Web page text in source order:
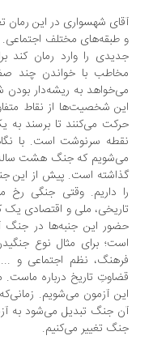
شهسواری در این رمان تعداد
طبقه‌های مختلف اجتماعی.
را وارد رمان کند
با خواندن چند صفحه با
به ریشه‌دار بودن
شخصیت‌ها از نقاط متفاوت
می‌کنند تا برسند به یک
سرنوشت است. با نگاهی
که جنگ هشت ساله با
‌است. پیش از این جنگ،
داریم. وقتی جنگی رخ می‌دهد
ملی و اقتصادی یک
این جنبه‌ها در جنگ
برای مثال نوع جنگیدن
نظم اجتماعی و ...
تاریخ درباره ماست. ما در
آزمون می‌شویم. زمانی‌که
جنگ تبدیل می‌شود به آزمونی
تغییر می‌کنیم.